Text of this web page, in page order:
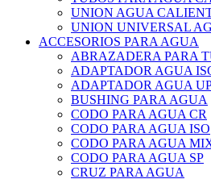
UNION AGUA
UNION UNIVERSAL
ACCESORIOS PARA AGUA
ABRAZADERA PARA
ADAPTADOR AGUA
ADAPTADOR AGUA
BUSHING PARA AGUA
CODO PARA AGUA CR
CODO PARA AGUA ISO
CODO PARA AGUA
CODO PARA AGUA SP
CRUZ PARA AGUA